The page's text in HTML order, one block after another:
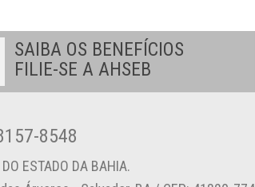
SAIBA OS BENEFÍCIOS
FILIE-SE A AHSEB
8548
ESTADO DA BAHIA.